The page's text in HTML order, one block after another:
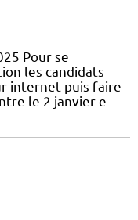
Pour se
les candidats
internet puis faire
le 2 janvier e